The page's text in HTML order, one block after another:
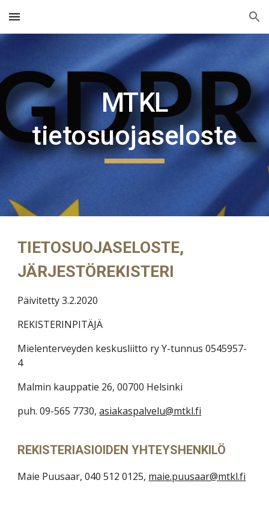
Skip to main content Skip to navigation
MTKL
tietosuojaseloste
TIETOSUOJASELOSTE,
JÄRJESTÖREKISTERI
Päivitetty 3.2.2020
REKISTERINPITÄJÄ
Mielenterveyden keskusliitto ry Y-tunnus 0545957-
4
Malmin kauppatie 26, 00700 Helsinki
puh. 09-565 7730,asiakaspalvelu@mtkl.fi
REKISTERIASIOIDEN YHTEYSHENKILÖ
Maie Puusaar, 040 512 0125, maie.puusaar@mtkl.fi